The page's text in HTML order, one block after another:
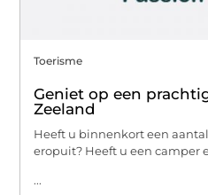
Toerisme
Geniet op een
Zeeland
Heeft u binnenkort een
eropuit? Heeft u een camper
...